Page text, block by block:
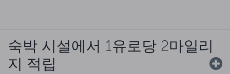
숙박 시설에서 1유로당 2마일리
지 적립